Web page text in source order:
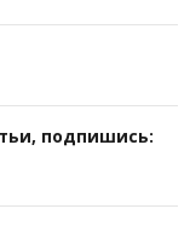
подпишись: